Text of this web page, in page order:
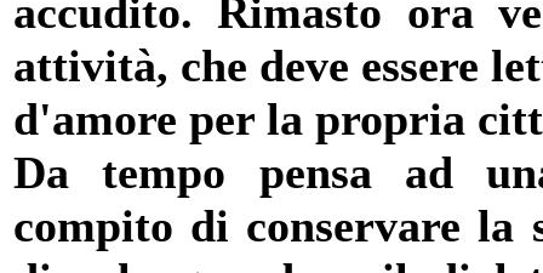
accudito. Rimasto ora
attività, che deve essere
d'amore per la propria
Da tempo pensa ad
compito di conservare la